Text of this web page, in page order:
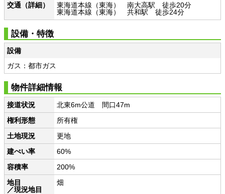
交通（詳細）
東海道本線（東海） 南大高駅 徒歩20分
東海道本線（東海） 共和駅 徒歩24分
設備・特徴
設備
ガス：都市ガス
物件詳細情報
接道状況
北東6m公道 間口47m
権利形態
所有権
土地現況
更地
建ぺい率
60%
容積率
200%
地目
／現況地目
畑